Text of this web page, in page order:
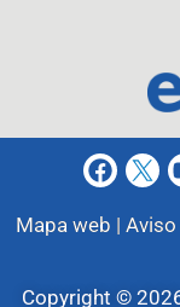
Mapa web | Aviso
Copyright ©